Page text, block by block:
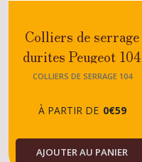
Colliers de serrage
durites Peugeot 104
COLLIERS DE SERRAGE 104
À PARTIR DE 0€59
AJOUTER AU PANIER
résultats